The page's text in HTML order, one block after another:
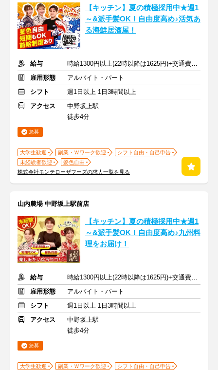
【キッチン】夏の積極採用中★週1
～&派手髪OK！自由度高め♪活気あ
る海鮮居酒屋！
給与
時給1300円以上(22時以降は1625円)+交通費規定内支給
雇用形態
アルバイト・パート
シフト
週1日以上 1日3時間以上
アクセス
中野坂上駅
徒歩4分
急募
大学生歓迎 副業・Ｗワーク歓迎
シフト自由・自己申告
未経験者歓迎
髪色自由
株式会社モンテローザフーズの求人一覧を見る
山内農場 中野坂上駅前店
【キッチン】夏の積極採用中★週1
～&派手髪OK！自由度高め♪九州料
理をお届け！
給与
時給1300円以上(22時以降は1625円)+交通費規定内支給
雇用形態
アルバイト・パート
シフト
週1日以上 1日3時間以上
アクセス
中野坂上駅
徒歩4分
急募
大学生歓迎 副業・Ｗワーク歓迎
シフト自由・自己申告